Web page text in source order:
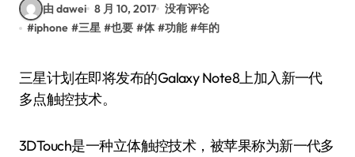
由 dawei 8 月 10, 2017 没有评论
#iphone #三星 #也要 #体 #功能 #年的
三星计划在即将发布的Galaxy Note8上加入新一代
多点触控技术。
3DTouch是一种立体触控技术，被苹果称为新一代多